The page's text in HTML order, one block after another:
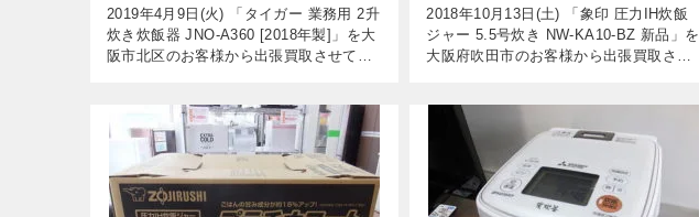
2019年4月9日(火) 「タイガー 業務用 2升
炊き炊飯器 JNO-A360 [2018年製]」を大
阪市北区のお客様から出張買取させてい
2018年10月13日(土) 「象印 圧力IH炊飯
ジャー 5.5号炊き NW-KA10-BZ 新品」を
大阪府吹田市のお客様から出張買取させ
のI […]